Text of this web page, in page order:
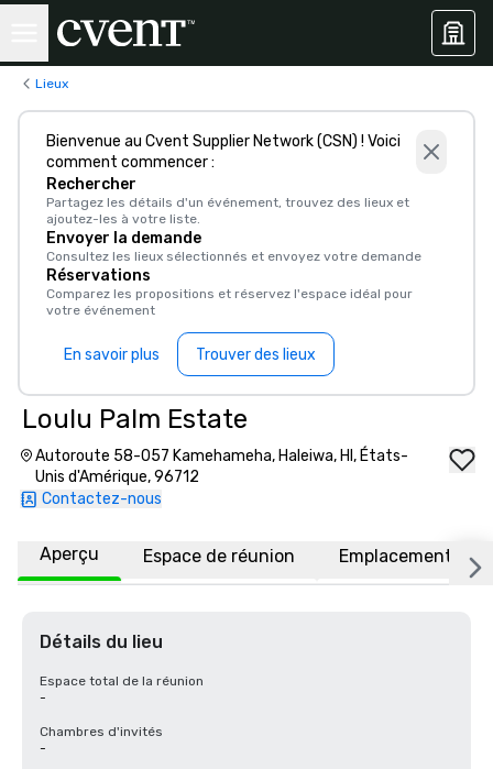
Lieux
Bienvenue au Cvent Supplier Network (CSN) ! Voici
comment commencer :
Rechercher
Partagez les détails d'un événement, trouvez des lieux et
ajoutez-les à votre liste.
Envoyer la demande
Consultez les lieux sélectionnés et envoyez votre demande
Réservations
Comparez les propositions et réservez l'espace idéal pour
votre événement
En savoir plus Trouver des lieux
Loulu Palm Estate
Autoroute 58-057 Kamehameha, Haleiwa, HI, États-
Unis d'Amérique, 96712
Contactez-nous
Aperçu Espace de réunion Emplacement
Détails du lieu
Espace total de la réunion
-
Chambres d'invités
-